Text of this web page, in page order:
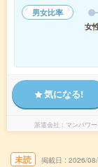
男女比率
女
気になる!
派遣会社 マンパワ
未読 掲載日 2026/